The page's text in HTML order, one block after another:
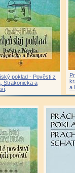
poklad - Pověsti z
Strakonicka a
a